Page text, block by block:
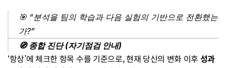
🎯 “분석을 팀의 학습과 다음 실험의 기반으로 전환했는
가?”
🧭 종합 진단 (자기점검 안내)
‘항상’에 체크한 항목 수를 기준으로, 현재 당신의 변화 이후 성과